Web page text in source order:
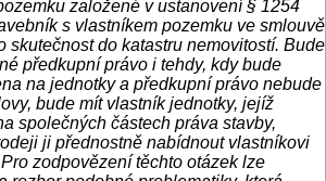
založené v ustanovení § 1254
s vlastníkem pozemku ve smlouvě
skutečnost do katastru nemovitostí. Bude
předkupní právo i tehdy, kdy bude
na jednotky a předkupní právo nebude
bude mít vlastník jednotky, jejíž
společných částech práva stavby,
ji přednostně nabídnout vlastníkovi
zodpovězení těchto otázek lze